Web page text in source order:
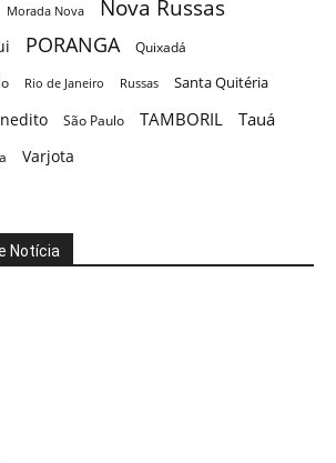
Morada Nova Nova Russas
PORANGA
Quixadá
Rio de Janeiro Russas Santa Quitéria
São Paulo TAMBORIL Tauá
Varjota
Notícia